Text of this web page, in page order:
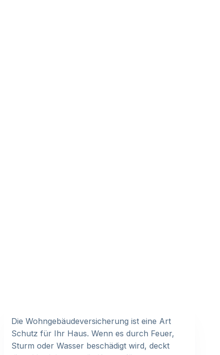
Die Wohngebäudeversicherung ist eine Art
Schutz für Ihr Haus. Wenn es durch Feuer,
Sturm oder Wasser beschädigt wird, deckt